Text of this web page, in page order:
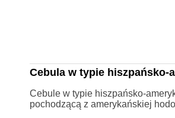
Cebula w typie hiszpańsko-
Cebule w typie hiszpańsko-
pochodzącą z amerykańskiej